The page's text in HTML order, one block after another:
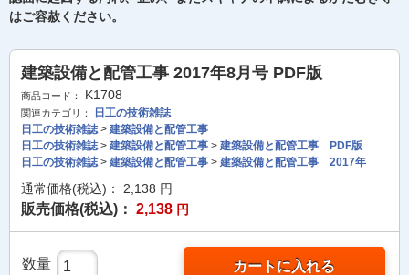
はご容赦ください。
建築設備と配管工事 2017年8月号 PDF版
商品コード： K1708
関連カテゴリ：
日工の技術雑誌
日工の技術雑誌> 建築設備と配管工事
日工の技術雑誌> 建築設備と配管工事 > 建築設備と配管工事 PDF版
日工の技術雑誌> 建築設備と配管工事 > 建築設備と配管工事 2017年
通常価格(税込)： 2,138 円
販売価格(税込)： 2,138 円
数量 カートに入れる